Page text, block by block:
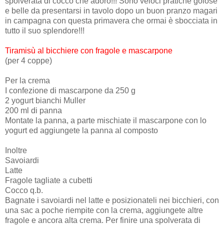
e belle da presentarsi in tavolo dopo un buon pranzo magari
in campagna con questa primavera che ormai è sbocciata in
tutto il suo splendore!!!
Tiramisù al bicchiere con fragole e mascarpone
(per 4 coppe)
Per la crema
I confezione di mascarpone da 250 g
2 yogurt bianchi Muller
200 ml di panna
Montate la panna, a parte mischiate il mascarpone con lo
yogurt ed aggiungete la panna al composto
Inoltre
Savoiardi
Latte
Fragole tagliate a cubetti
Cocco q.b.
Bagnate i savoiardi nel latte e posizionateli nei bicchieri, con
una sac a poche riempite con la crema, aggiungete altre
fragole e ancora alta crema. Per finire una spolverata di